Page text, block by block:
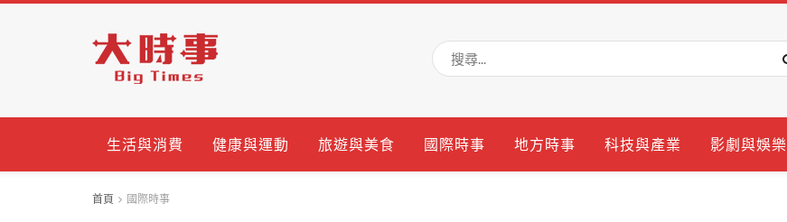
生活與消費 健康與運動 旅遊與美食 國際時事 地方時事 科技與產業 影劇與娛樂
首頁 國際時事